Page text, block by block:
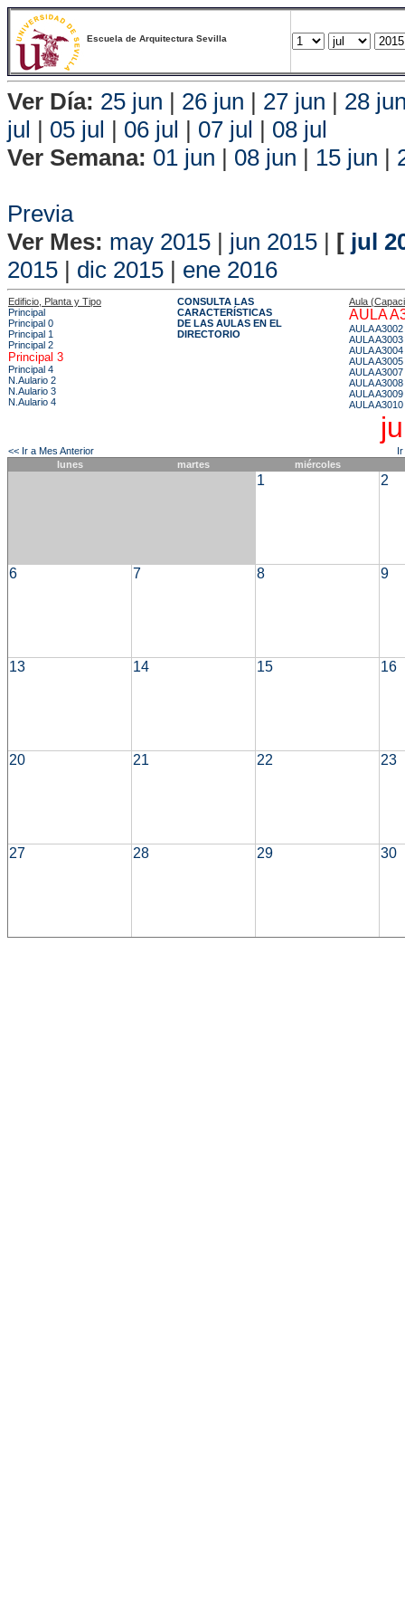
Escuela de Arquitectura Sevilla
Ver Día: 25 jun | 26 jun | 27 jun | 28
jul | 05 jul | 06 jul | 07 jul | 08 jul
Ver Semana: 01 jun | 08 jun | 15 jun |
Previa
Ver Mes: may 2015 | jun 2015 | [ jul
2015 | dic 2015 | ene 2016
Edificio, Planta y Tipo
Principal
Principal 0
Principal 1
Principal 2
Principal 3
Principal 4
N.Aulario 2
N.Aulario 3
N.Aulario 4
CONSULTA LAS
CARACTERÍSTICAS
DE LAS AULAS EN EL
DIRECTORIO
Aula
AULA
AULA A3002
AULA A3003
AULA A3004
AULA A3005
AULA A3007
AULA A3008
AULA A3009
AULA A3010
<< Ir a Mes Anterior
lunes
martes miércoles
1 2
6 7 8 9
13 14 15 16
20 21 22 23
27 28 29 30